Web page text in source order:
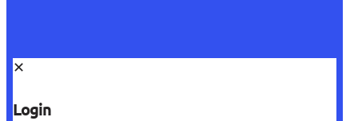
✕
Login